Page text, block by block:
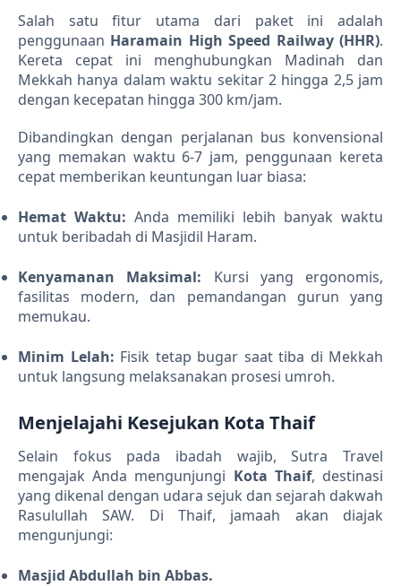
Salah satu fitur utama dari paket ini adalah
penggunaan Haramain High Speed Railway (HHR).
Kereta cepat ini menghubungkan Madinah dan
Mekkah hanya dalam waktu sekitar 2 hingga 2,5 jam
dengan kecepatan hingga 300 km/jam.
Dibandingkan dengan perjalanan bus konvensional
yang memakan waktu 6-7 jam, penggunaan kereta
cepat memberikan keuntungan luar biasa:
Hemat Waktu: Anda memiliki lebih banyak waktu
untuk beribadah di Masjidil Haram.
Kenyamanan Maksimal: Kursi yang ergonomis,
fasilitas modern, dan pemandangan gurun yang
memukau.
Minim Lelah: Fisik tetap bugar saat tiba di Mekkah
untuk langsung melaksanakan prosesi umroh.
Menjelajahi Kesejukan Kota Thaif
Selain fokus pada ibadah wajib, Sutra Travel
mengajak Anda mengunjungi Kota Thaif, destinasi
yang dikenal dengan udara sejuk dan sejarah dakwah
Rasulullah SAW. Di Thaif, jamaah akan diajak
mengunjungi:
Masjid Abdullah bin Abbas.